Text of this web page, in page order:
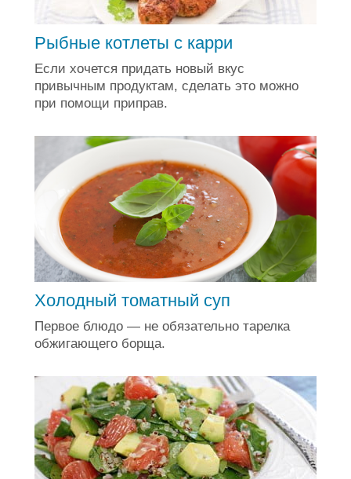
Рыбные котлеты с карри
Если хочется придать новый вкус
привычным продуктам, сделать это можно
при помощи приправ.
Холодный томатный суп
Первое блюдо — не обязательно тарелка
обжигающего борща.